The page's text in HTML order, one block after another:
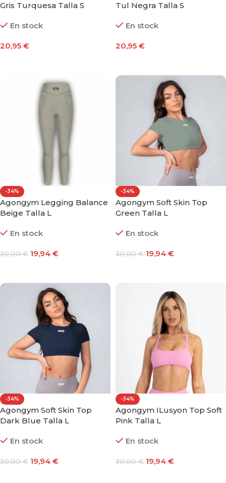
Gris Turquesa Talla S
En stock
20,95 €
Tul Negra Talla S
En stock
20,95 €
-34%
Agongym Legging Balance
Beige Talla L
En stock
30,00€ 19,94 €
-34%
Agongym Soft Skin Top
Green Talla L
En stock
30,00€ 19,94 €
-34%
Agongym Soft Skin Top
Dark Blue Talla L
En stock
30,00€ 19,94 €
-34%
Agongym ILusyon Top Soft
Pink Talla L
En stock
30,00€ 19,94 €